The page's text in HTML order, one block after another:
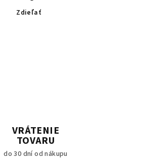
Zdieľať
VRÁTENIE
TOVARU
do 30 dní od nákupu